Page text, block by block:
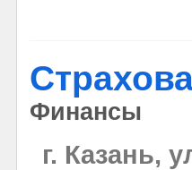
Финансы
г. Казань,